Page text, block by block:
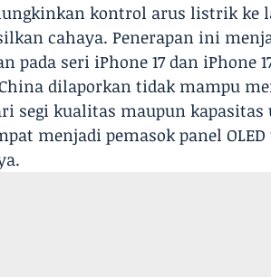
kontrol arus listrik ke
cahaya. Penerapan ini
pada seri iPhone 17 dan iPhone
dilaporkan tidak mampu
segi kualitas maupun
menjadi pemasok panel